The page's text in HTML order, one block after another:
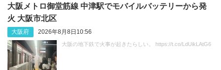
大阪メトロ御堂筋線 中津駅でモバイルバッテリーから発
火 大阪市北区
大阪府 2026年8月8日10:56
大阪の地下鉄で火事が起きたらしい。 https://t.co/LdUikLAtG6